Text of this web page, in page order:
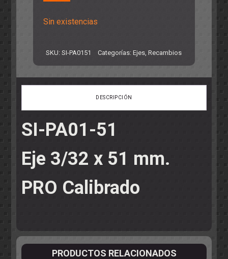
Sin existencias
SKU:SI-PA0151 Categorías:Ejes ,Recambios
DESCRIPCIÓN
SI-PA01-51
Eje 3/32 x 51 mm.
PRO Calibrado
PRODUCTOS RELACIONADOS